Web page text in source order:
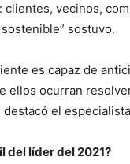
clientes, vecinos,
sostuvo.
es capaz de
ellos ocurran
destacó el
del líder del 2021?